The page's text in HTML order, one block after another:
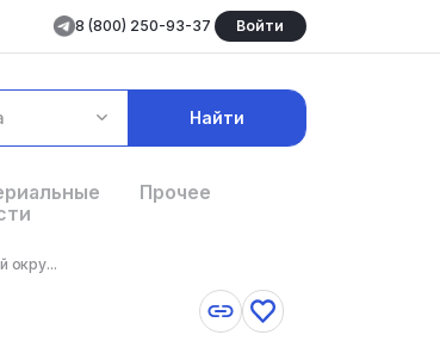
8 (800) 250-93-37 Войти
Найти
Прочее
окру...